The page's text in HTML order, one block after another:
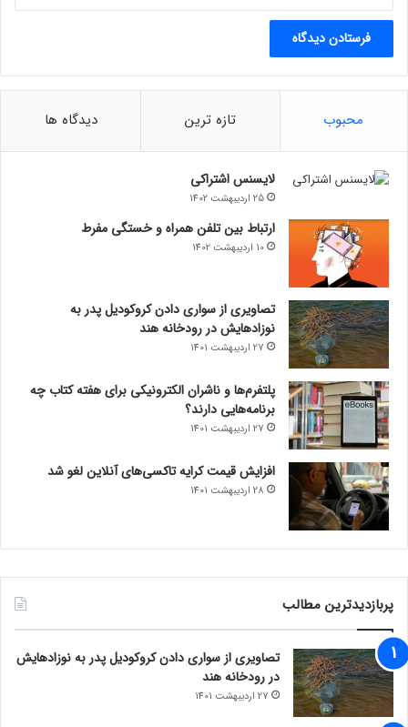
محبوب تازه ترین دیدگاه ها
لایسنس اشتراکی
25 اردیبهشت 1402
ارتباط بین تلفن همراه و خستگی مفرط
10 اردیبهشت 1402
تصاویری از سواری دادن کروکودیل پدر به
نوزادهایش در رودخانه هند
27 اردیبهشت 1401
پلتفرم‌ها و ناشران الکترونیکی برای هفته کتاب چه
برنامه‌هایی دارند؟
27 اردیبهشت 1401
افزایش قیمت کرایه تاکسی‌های آنلاین لغو شد
28 اردیبهشت 1401
پربازدیدترین مطالب
تصاویری از سواری دادن کروکودیل پدر به نوزادهایش
در رودخانه هند
27 اردیبهشت 1401